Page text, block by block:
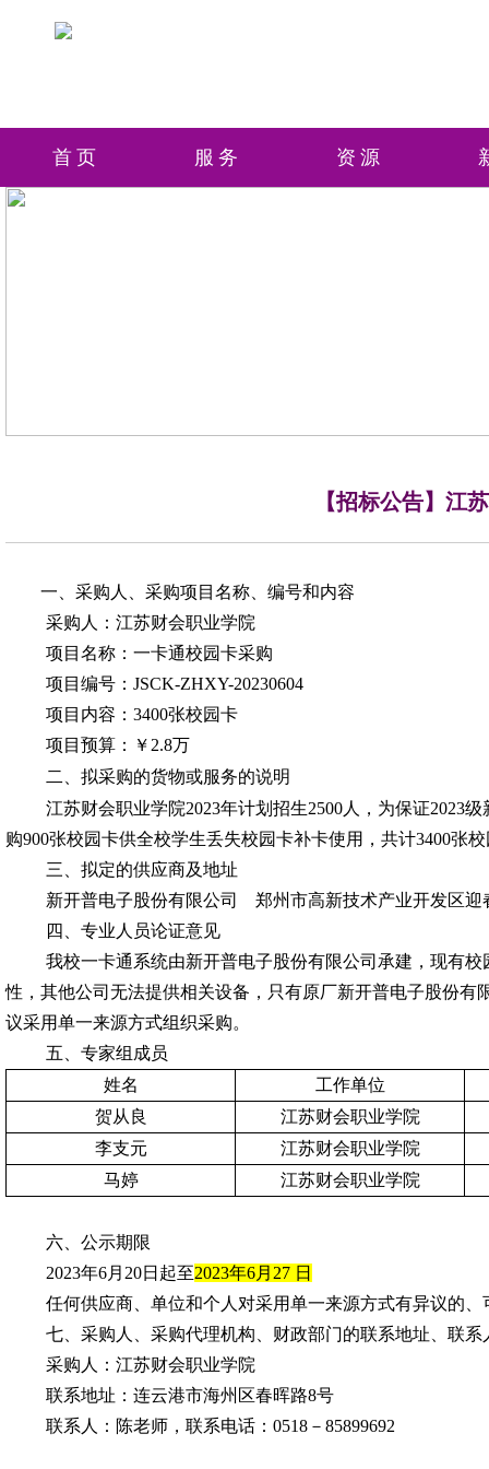
首页 服务 资源
【招标公告】江
一、采购人、采购项目名称、编号和内容
采购人：江苏财会职业学院
项目名称：一卡通校园卡采购
项目编号：JSCK-ZHXY-20230604
项目内容： 3400张校园卡
项目预算：
￥ 2.8万
二、拟采购的货物或服务的说明
江苏财会职业学院2023年计划招生2500人，为保证2023级
购900张校园卡供全校学生丢失校园卡补卡使用，共计3400张
三、拟定的供应商及地址
新开普电子股份有限公司
郑州市高新技术产业开发区迎
四、专业人员论证意见
我校一卡通系统由新开普电子股份有限公司承建，现有
性，其他公司无法提供相关设备，只有原厂新开普电子股份
议采用单一来源方式组织采购。
五、专家组成员
姓名
工作单位
贺从良
江苏财会职业学院
李支元
江苏财会职业学院
马婷
江苏财会职业学院
六、公示期限
2023年6月 20日起至2023年6月 27 日
任何供应商、单位和个人对采用单一来源方式有异议的
七、采购人、采购代理机构、财政部门的联系地址、联系
采购人：江苏财会职业学院
联系地址：连云港市海州区春晖路8号
联系人：陈老师 ，联系电话： 0518 － 85899692